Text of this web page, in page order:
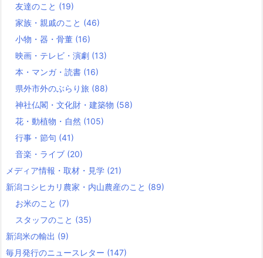
友達のこと (19)
家族・親戚のこと (46)
小物・器・骨董 (16)
映画・テレビ・演劇 (13)
本・マンガ・読書 (16)
県外市外のぶらり旅 (88)
神社仏閣・文化財・建築物 (58)
花・動植物・自然 (105)
行事・節句 (41)
音楽・ライブ (20)
メディア情報・取材・見学 (21)
新潟コシヒカリ農家・内山農産のこと (89)
お米のこと (7)
スタッフのこと (35)
新潟米の輸出 (9)
毎月発行のニュースレター (147)